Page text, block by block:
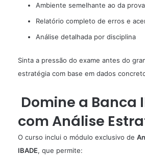
Ambiente semelhante ao da
Relatório completo de erros e
Análise detalhada por disciplina
Sinta a pressão do exame antes do
estratégia com base em dados
Domine a Banca
com Análise
O curso inclui o módulo exclusivo de
IBADE, que permite: